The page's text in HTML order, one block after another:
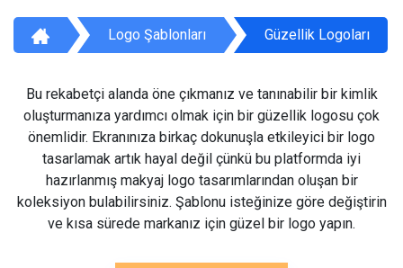
Logo Şablonları Güzellik Logoları
Bu rekabetçi alanda öne çıkmanız ve tanınabilir bir kimlik
oluşturmanıza yardımcı olmak için bir güzellik logosu çok
önemlidir. Ekranınıza birkaç dokunuşla etkileyici bir logo
tasarlamak artık hayal değil çünkü bu platformda iyi
hazırlanmış makyaj logo tasarımlarından oluşan bir
koleksiyon bulabilirsiniz. Şablonu isteğinize göre değiştirin
ve kısa sürede markanız için güzel bir logo yapın.